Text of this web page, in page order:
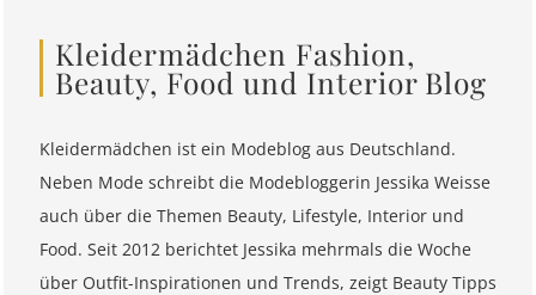
Kleidermädchen Fashion,
Beauty, Food und Interior Blog
Kleidermädchen ist ein Modeblog aus Deutschland.
Neben Mode schreibt die Modebloggerin Jessika Weisse
auch über die Themen Beauty, Lifestyle, Interior und
Food. Seit 2012 berichtet Jessika mehrmals die Woche
über Outfit-Inspirationen und Trends, zeigt Beauty Tipps